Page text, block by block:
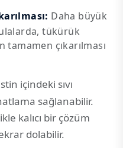
Daha büyük
tükürük
tamamen çıkarılması
içindeki sıvı
sağlanabilir.
kalıcı bir çözüm
dolabilir.